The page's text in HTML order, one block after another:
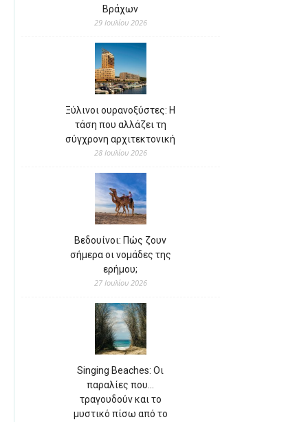
Βράχων
29 Ιουλίου 2026
Ξύλινοι ουρανοξύστες: Η
τάση που αλλάζει τη
σύγχρονη αρχιτεκτονική
28 Ιουλίου 2026
Βεδουίνοι: Πώς ζουν
σήμερα οι νομάδες της
ερήμου;
27 Ιουλίου 2026
Singing Beaches: Οι
παραλίες που…
τραγουδούν και το
μυστικό πίσω από το